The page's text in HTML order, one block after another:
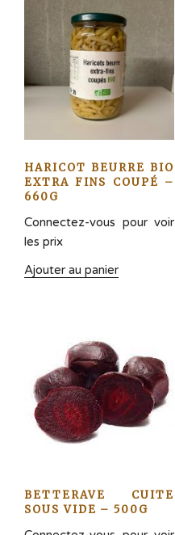
HARICOT BEURRE BIO
EXTRA FINS COUPÉ –
660G
Connectez-vous pour voir
les prix
Ajouter au panier
BETTERAVE CUITE
SOUS VIDE – 500G